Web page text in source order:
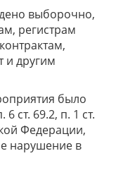
выборочно,
регистрам
и другим
было
ст. 69.2, п. 1 ст.
Федерации,
нарушение в